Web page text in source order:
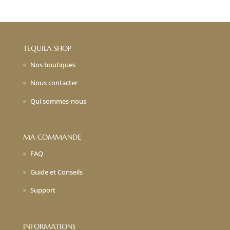
était :est :
TEQUILA SHOP
Nos boutiques
Nous contacter
Qui sommes-nous
MA COMMANDE
FAQ
Guide et Conseils
Support
INFORMATIONS